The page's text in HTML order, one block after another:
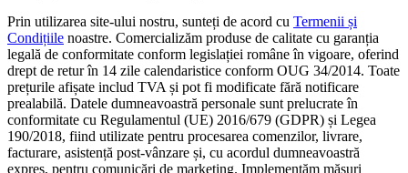
Prin utilizarea site-ului nostru, sunteți de acord cu Termenii și
Condițiile noastre. Comercializăm produse de calitate cu garanția
legală de conformitate conform legislației române în vigoare, oferind
drept de retur în 14 zile calendaristice conform OUG 34/2014. Toate
prețurile afișate includ TVA și pot fi modificate fără notificare
prealabilă. Datele dumneavoastră personale sunt prelucrate în
conformitate cu Regulamentul (UE) 2016/679 (GDPR) și Legea
190/2018, fiind utilizate pentru procesarea comenzilor, livrare,
facturare, asistență post-vânzare și, cu acordul dumneavoastră
expres, pentru comunicări de marketing. Implementăm măsuri